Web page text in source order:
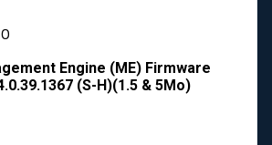
Engine (ME) Firmware
(S-H)(1.5 & 5Mo)